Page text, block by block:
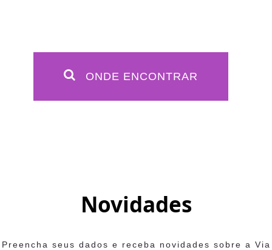
ONDE ENCONTRAR
Novidades
Preencha seus dados e receba novidades sobre a Via